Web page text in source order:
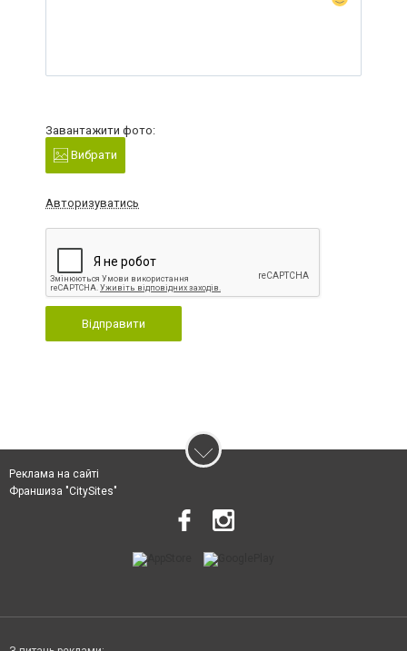
Завантажити фото:
Вибрати
Авторизуватись
Відправити
Реклама на сайті
Франшиза "CitySites"